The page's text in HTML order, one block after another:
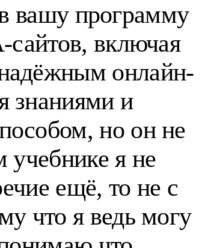
вашу программу
сайтов, включая
онлайн-
знаниями и
но он не
учебнике я не
ещё, то не с
что я ведь могу